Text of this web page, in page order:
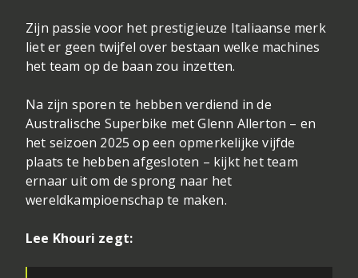
Zijn passie voor het prestigieuze Italiaanse merk
liet er geen twijfel over bestaan welke machines
het team op de baan zou inzetten.
Na zijn sporen te hebben verdiend in de
Australische Superbike met Glenn Allerton – en
het seizoen 2025 op een opmerkelijke vijfde
plaats te hebben afgesloten – kijkt het team
ernaar uit om de sprong naar het
wereldkampioenschap te maken.
Lee Khouri zegt: